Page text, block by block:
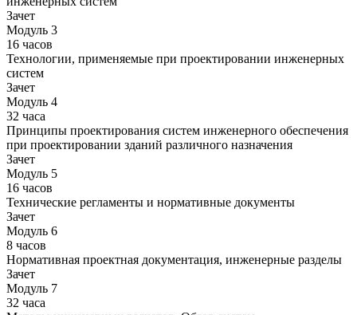
Зачет
Модуль 3
16 часов
Технологии, применяемые при проектировании инженерных
систем
Зачет
Модуль 4
32 часа
Принципы проектирования систем инженерного обеспечения
при проектировании зданий различного назначения
Зачет
Модуль 5
16 часов
Технические регламенты и нормативные документы
Зачет
Модуль 6
8 часов
Нормативная проектная документация, инженерные разделы
Зачет
Модуль 7
32 часа